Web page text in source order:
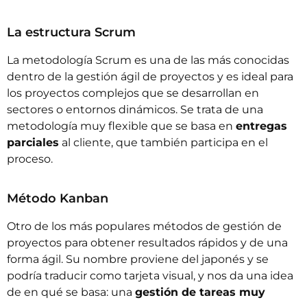
La estructura Scrum
La metodología Scrum es una de las más conocidas
dentro de la gestión ágil de proyectos y es ideal para
los proyectos complejos que se desarrollan en
sectores o entornos dinámicos. Se trata de una
metodología muy flexible que se basa en entregas
parciales al cliente, que también participa en el
proceso.
Método Kanban
Otro de los más populares métodos de gestión de
proyectos para obtener resultados rápidos y de una
forma ágil. Su nombre proviene del japonés y se
podría traducir como tarjeta visual, y nos da una idea
de en qué se basa: una gestión de tareas muy